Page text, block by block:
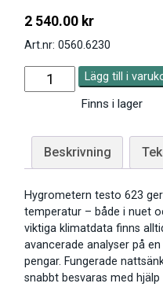
2 540.00 kr
Art.nr: 0560.6230
Lägg till i
Finns i lager
Beskrivning
Hygrometern testo 623
temperatur – både i nuet
viktiga klimatdata finns
avancerade analyser på
pengar. Fungerade
snabbt besvaras med